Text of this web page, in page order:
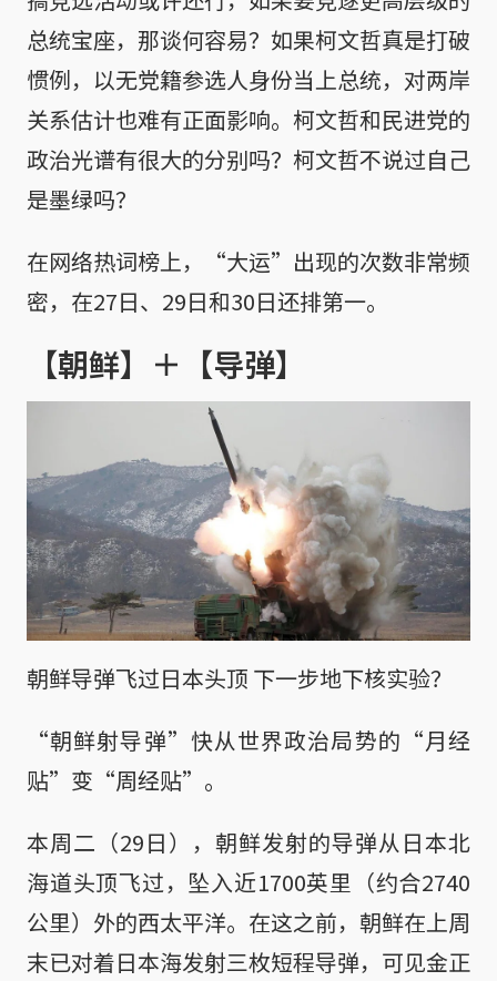
总统宝座，那谈何容易？如果柯文哲真是打破
惯例，以无党籍参选人身份当上总统，对两岸
关系估计也难有正面影响。柯文哲和民进党的
政治光谱有很大的分别吗？柯文哲不说过自己
是墨绿吗？
在网络热词榜上，“大运”出现的次数非常频
密，在27日、29日和30日还排第一。
【朝鲜】＋【导弹】
朝鲜导弹飞过日本头顶 下一步地下核实验？
“朝鲜射导弹”快从世界政治局势的“月经
贴”变“周经贴”。
本周二（29日），朝鲜发射的导弹从日本北
海道头顶飞过，坠入近1700英里（约合2740
公里）外的西太平洋。在这之前，朝鲜在上周
末已对着日本海发射三枚短程导弹，可见金正